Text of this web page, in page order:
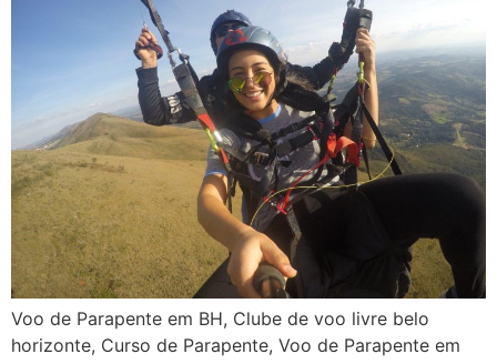
Voo de Parapente em BH, Clube de voo livre belo
horizonte, Curso de Parapente, Voo de Parapente em